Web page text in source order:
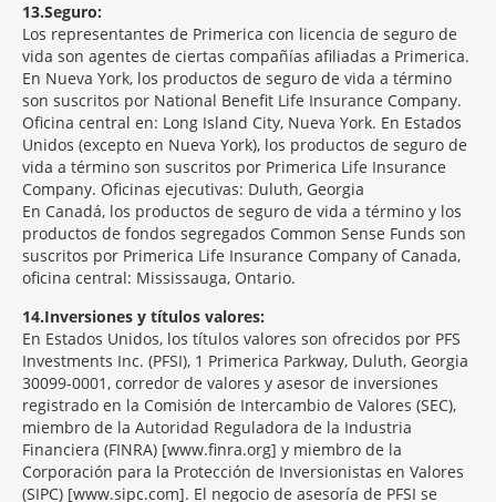
13 Seguro:
Los representantes de Primerica con licencia de seguro de
vida son agentes de ciertas compañías afiliadas a Primerica.
En Nueva York, los productos de seguro de vida a término
son suscritos por National Benefit Life Insurance Company.
Oficina central en: Long Island City, Nueva York. En Estados
Unidos (excepto en Nueva York), los productos de seguro de
vida a término son suscritos por Primerica Life Insurance
Company. Oficinas ejecutivas: Duluth, Georgia
En Canadá, los productos de seguro de vida a término y los
productos de fondos segregados Common Sense Funds son
suscritos por Primerica Life Insurance Company of Canada,
oficina central: Mississauga, Ontario.
14 Inversiones y títulos valores:
En Estados Unidos, los títulos valores son ofrecidos por PFS
Investments Inc. (PFSI), 1 Primerica Parkway, Duluth, Georgia
30099-0001, corredor de valores y asesor de inversiones
registrado en la Comisión de Intercambio de Valores (SEC),
miembro de la Autoridad Reguladora de la Industria
Financiera (FINRA) [www.finra.org] y miembro de la
Corporación para la Protección de Inversionistas en Valores
(SIPC) [www.sipc.com]. El negocio de asesoría de PFSI se